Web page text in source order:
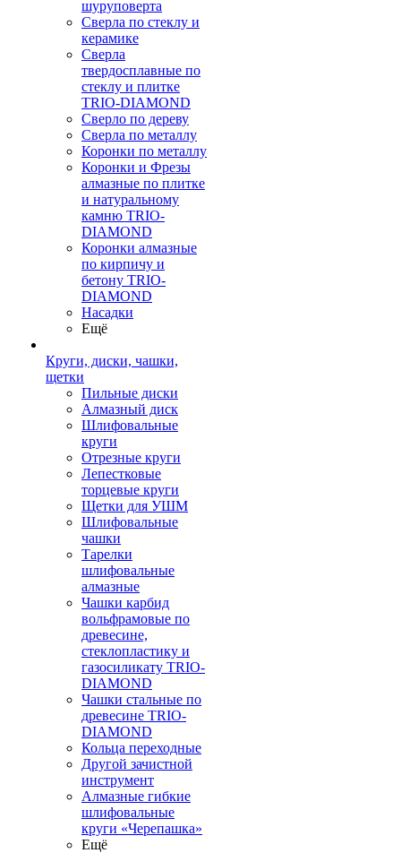
шуруповерта
Сверла по стеклу и
керамике
Сверла
твердосплавные по
стеклу и плитке
TRIO-DIAMOND
Сверло по дереву
Сверла по металлу
Коронки по металлу
Коронки и Фрезы
алмазные по плитке
и натуральному
камню TRIO-
DIAMOND
Коронки алмазные
по кирпичу и
бетону TRIO-
DIAMOND
Насадки
Ещё
Круги, диски, чашки,
щетки
Пильные диски
Алмазный диск
Шлифовальные
круги
Отрезные круги
Лепестковые
торцевые круги
Щетки для УШМ
Шлифовальные
чашки
Тарелки
шлифовальные
алмазные
Чашки карбид
вольфрамовые по
древесине,
стеклопластику и
газосиликату TRIO-
DIAMOND
Чашки стальные по
древесине TRIO-
DIAMOND
Кольца переходные
Другой зачистной
инструмент
Алмазные гибкие
шлифовальные
круги «Черепашка»
Ещё